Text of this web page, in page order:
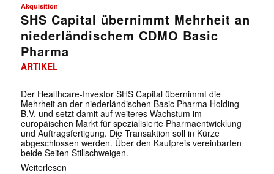
Akquisition
SHS Capital übernimmt Mehrheit an
niederländischem CDMO Basic
Pharma
ARTIKEL
Der Healthcare-Investor SHS Capital übernimmt die
Mehrheit an der niederländischen Basic Pharma Holding
B.V. und setzt damit auf weiteres Wachstum im
europäischen Markt für spezialisierte Pharmaentwicklung
und Auftragsfertigung. Die Transaktion soll in Kürze
abgeschlossen werden. Über den Kaufpreis vereinbarten
beide Seiten Stillschweigen.
Weiterlesen